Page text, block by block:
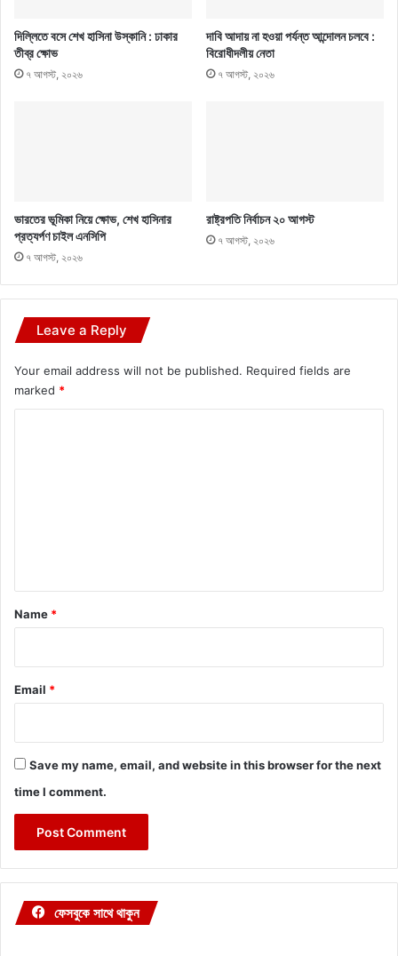
দিল্লিতে বসে শেখ হাসিনা উস্কানি : ঢাকার
তীব্র ক্ষোভ
৭ আগস্ট, ২০২৬
দাবি আদায় না হওয়া পর্যন্ত আন্দোলন চলবে :
বিরোধীদলীয় নেতা
৭ আগস্ট, ২০২৬
ভারতের ভূমিকা নিয়ে ক্ষোভ, শেখ হাসিনার
প্রত্যর্পণ চাইল এনসিপি
৭ আগস্ট, ২০২৬
রাষ্ট্রপতি নির্বাচন ২০ আগস্ট
৭ আগস্ট, ২০২৬
Leave a Reply
Your email address will not be published. Required fields are
marked *
*
Name *
Email *
Save my name, email, and website in this browser for the next
time I comment.
ফেসবুকে সাথে থাকুন